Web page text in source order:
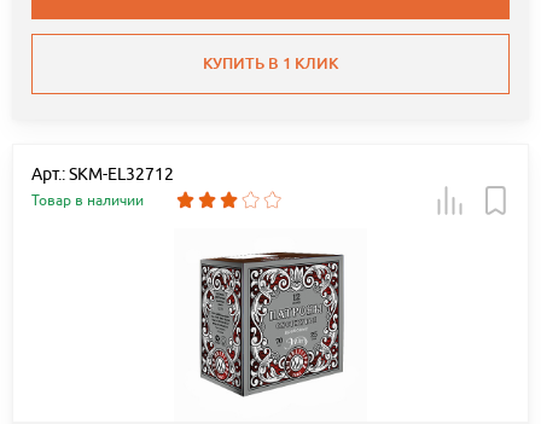
КУПИТЬ В 1 КЛИК
Арт.: SKM-EL32712
Товар в наличии